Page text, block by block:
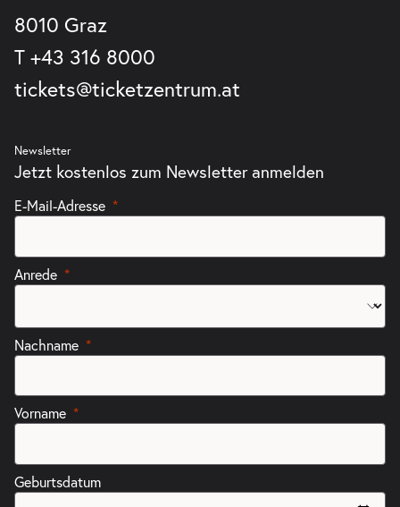
8010 Graz
T +43 316 8000
tickets@ticketzentrum.at
Newsletter
Jetzt kostenlos zum Newsletter anmelden
E-Mail-Adresse
Anrede
Nachname
Vorname
Geburtsdatum